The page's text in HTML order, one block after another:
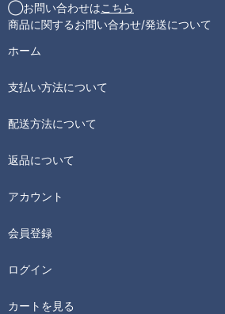
◯お問い合わせはこちら
商品に関するお問い合わせ/発送について
ホーム
支払い方法について
配送方法について
返品について
アカウント
会員登録
ログイン
カートを見る